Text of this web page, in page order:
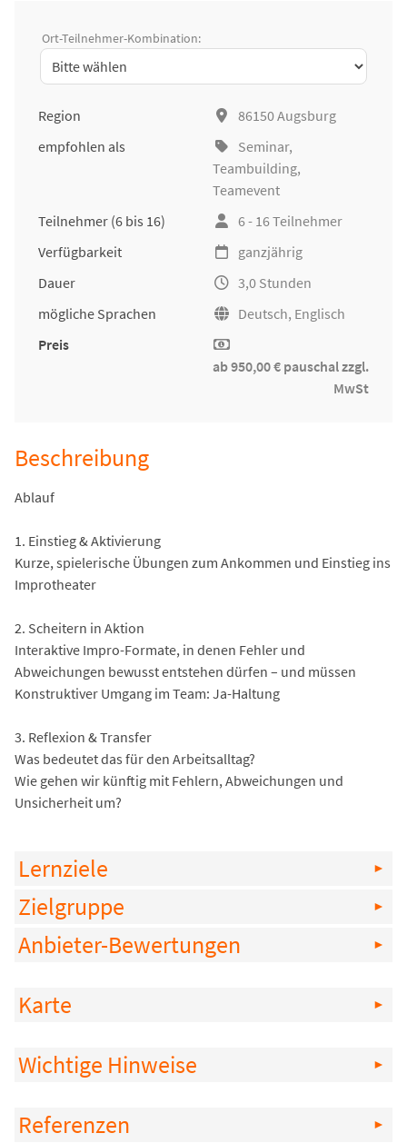
Ort-Teilnehmer-Kombination:
Region
86150 Augsburg
empfohlen als
Seminar,
Teambuilding,
Teamevent
Teilnehmer (6 bis 16)
6 - 16 Teilnehmer
Verfügbarkeit
ganzjährig
Dauer
3,0 Stunden
mögliche Sprachen
Deutsch, Englisch
Preis
ab 950,00 € pauschal zzgl.
MwSt
Beschreibung
Ablauf
1. Einstieg & Aktivierung
Kurze, spielerische Übungen zum Ankommen und Einstieg ins
Improtheater
2. Scheitern in Aktion
Interaktive Impro-Formate, in denen Fehler und
Abweichungen bewusst entstehen dürfen – und müssen
Konstruktiver Umgang im Team: Ja-Haltung
3. Reflexion & Transfer
Was bedeutet das für den Arbeitsalltag?
Wie gehen wir künftig mit Fehlern, Abweichungen und
Unsicherheit um?
Lernziele
Zielgruppe
Anbieter-Bewertungen
Karte
Wichtige Hinweise
Referenzen